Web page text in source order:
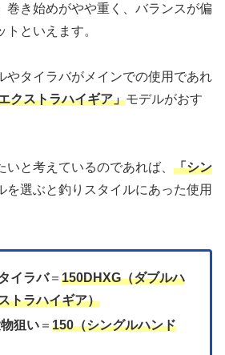
巻き始めがやや重く、バランスが偏
トといえます。
やタイラバがメインでの使用であれ
クストラハイギア」モデルがおす
いと考えているのであれば、 「シン
を選ぶと釣りスタイルにあった使用
イラバ＝150DHXG（ダブルハ
トラハイギア）
狙い ＝150（シングルハンド